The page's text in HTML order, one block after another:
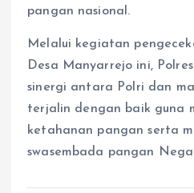
pangan nasional.
Melalui kegiatan
Desa Manyarrejo ini,
sinergi antara Polri dan
terjalin dengan baik guna
ketahanan pangan serta
swasembada pangan